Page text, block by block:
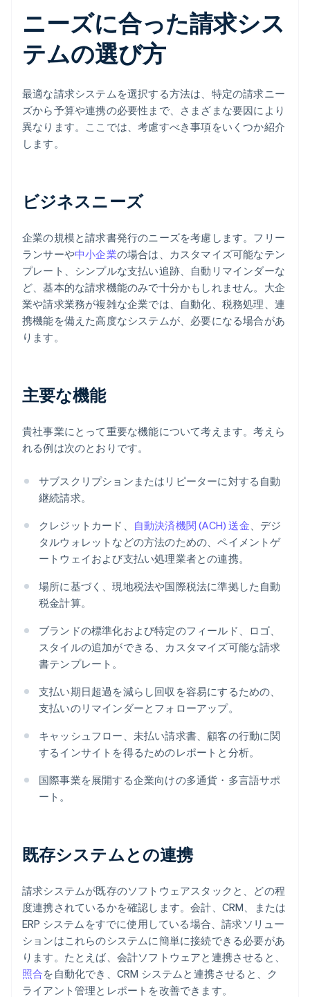
ニーズに合った請求シス
テムの選び方
最適な請求システムを選択する方法は、特定の請求ニー
ズから予算や連携の必要性まで、さまざまな要因により
異なります。ここでは、考慮すべき事項をいくつか紹介
します。
ビジネスニーズ
企業の規模と請求書発行のニーズを考慮します。フリー
ランサーや中小企業の場合は、カスタマイズ可能なテン
プレート、シンプルな支払い追跡、自動リマインダーな
ど、基本的な請求機能のみで十分かもしれません。大企
業や請求業務が複雑な企業では、自動化、税務処理、連
携機能を備えた高度なシステムが、必要になる場合があ
ります。
主要な機能
貴社事業にとって重要な機能について考えます。考えら
れる例は次のとおりです。
サブスクリプションまたはリピーターに対する自動
継続請求。
クレジットカード、
自動決済機関 (ACH) 送金、デジ
タルウォレットなどの方法のための、ペイメントゲ
ートウェイおよび支払い処理業者との連携。
場所に基づく、現地税法や国際税法に準拠した自動
税金計算。
ブランドの標準化および特定のフィールド、ロゴ、
スタイルの追加ができる、カスタマイズ可能な請求
書テンプレート。
支払い期日超過を減らし回収を容易にするための、
支払いのリマインダーとフォローアップ。
キャッシュフロー、未払い請求書、顧客の行動に関
するインサイトを得るためのレポートと分析。
国際事業を展開する企業向けの多通貨・多言語サポ
ート。
既存システムとの連携
請求システムが既存のソフトウェアスタックと、どの程
度連携されているかを確認します。会計、CRM、または
ERP システムをすでに使用している場合、請求ソリュー
ションはこれらのシステムに簡単に接続できる必要があ
ります。たとえば、会計ソフトウェアと連携させると、
照合を自動化でき、CRM システムと連携させると、ク
ライアント管理とレポートを改善できます。